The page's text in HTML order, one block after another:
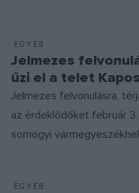
EGYÉB
Jelmezes
űzi el a telet
Jelmezes felvonulásra,
az érdeklődőket február
somogyi
EGYÉB